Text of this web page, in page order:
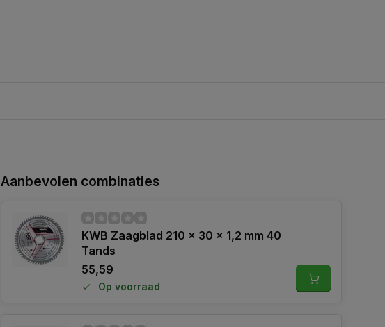
Aanbevolen combinaties
KWB Zaagblad 210 x 30 x 1,2 mm 40
Tands
55,59
Op voorraad